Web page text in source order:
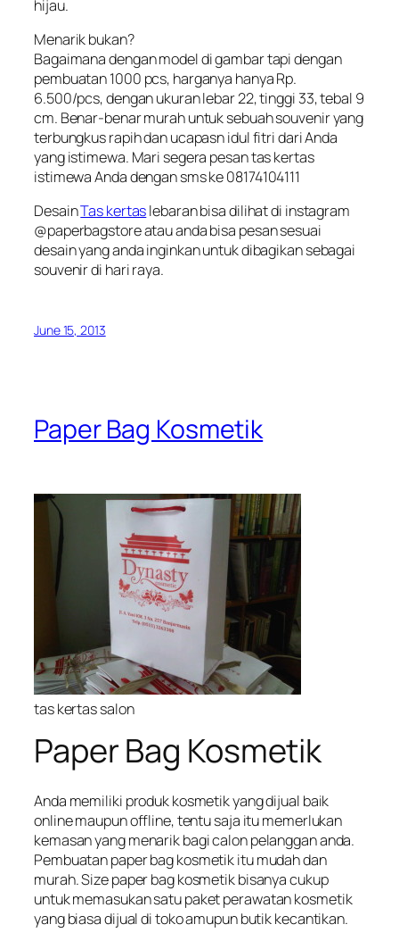
hijau.
Menarik bukan?
Bagaimana dengan model di gambar tapi dengan
pembuatan 1000 pcs, harganya hanya Rp.
6.500/pcs, dengan ukuran lebar 22, tinggi 33, tebal 9
cm. Benar-benar murah untuk sebuah souvenir yang
terbungkus rapih dan ucapasn idul fitri dari Anda
yang istimewa. Mari segera pesan tas kertas
istimewa Anda dengan sms ke 08174104111
DesainTas kertaslebaran bisa dilihat di instagram
@paperbagstore atau anda bisa pesan sesuai
desain yang anda inginkan untuk dibagikan sebagai
souvenir di hari raya.
June 15, 2013
Paper Bag Kosmetik
tas kertas salon
Paper Bag Kosmetik
Anda memiliki produk kosmetik yang dijual baik
online maupun offline, tentu saja itu memerlukan
kemasan yang menarik bagi calon pelanggan anda.
Pembuatan paper bag kosmetik itu mudah dan
murah. Size paper bag kosmetik bisanya cukup
untuk memasukan satu paket perawatan kosmetik
yang biasa dijual di toko amupun butik kecantikan.